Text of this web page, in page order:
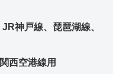
神戸線、琵琶湖線、
西空港線用